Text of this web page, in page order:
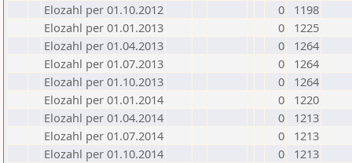
Elozahl per 01.10.2012
0
1198
Elozahl per 01.01.2013
0
1225
Elozahl per 01.04.2013
0
1264
Elozahl per 01.07.2013
0
1264
Elozahl per 01.10.2013
0
1264
Elozahl per 01.01.2014
0
1220
Elozahl per 01.04.2014
0
1213
Elozahl per 01.07.2014
0
1213
Elozahl per 01.10.2014
0
1213